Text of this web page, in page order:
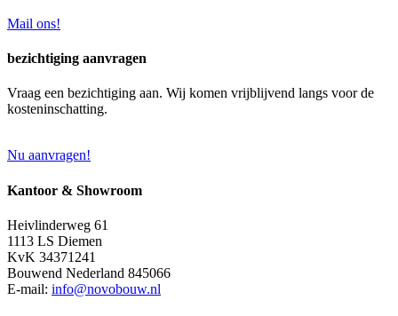
Mail ons!
bezichtiging aanvragen
Vraag een bezichtiging aan. Wij komen vrijblijvend langs voor de
kosteninschatting.
Nu aanvragen!
Kantoor & Showroom
Heivlinderweg 61
1113 LS Diemen
KvK 34371241
Bouwend Nederland 845066
E-mail: info@novobouw.nl